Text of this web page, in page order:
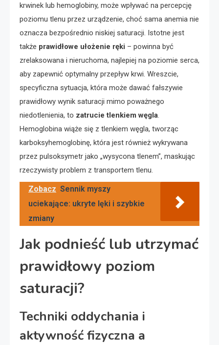
krwinek lub hemoglobiny, może wpływać na percepcję
poziomu tlenu przez urządzenie, choć sama anemia nie
oznacza bezpośrednio niskiej saturacji. Istotne jest
także prawidłowe ułożenie ręki – powinna być
zrelaksowana i nieruchoma, najlepiej na poziomie serca,
aby zapewnić optymalny przepływ krwi. Wreszcie,
specyficzna sytuacja, która może dawać fałszywie
prawidłowy wynik saturacji mimo poważnego
niedotlenienia, to zatrucie tlenkiem węgla.
Hemoglobina wiąże się z tlenkiem węgla, tworząc
karboksyhemoglobinę, która jest również wykrywana
przez pulsoksymetr jako „wysycona tlenem”, maskując
rzeczywisty problem z transportem tlenu.
Zobacz Sennik myszy
uciekające: ukryte lęki i szybkie
zmiany
Jak podnieść lub utrzymać
prawidłowy poziom
saturacji?
Techniki oddychania i
aktywność fizyczna a